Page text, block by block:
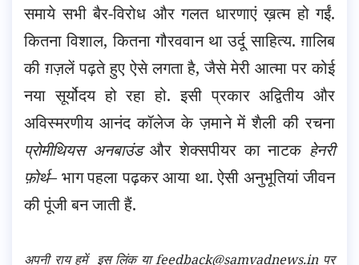
समाये सभी बैर-विरोध और गलत धारणाएं ख़त्म हो गईं.
कितना विशाल, कितना गौरववान था उर्दू साहित्य. ग़ालिब
की ग़ज़लें पढ़ते हुए ऐसे लगता है, जैसे मेरी आत्मा पर कोई
नया सूर्योदय हो रहा हो. इसी प्रकार अद्वितीय और
अविस्मरणीय आनंद कॉलेज के ज़माने में शैली की रचना
प्रोमीथियस अनबाउंडऔर शेक्सपीयर का नाटक हेनरी
फ़ोर्थ– भाग पहला पढ़कर आया था. ऐसी अनुभूतियां जीवन
की पूंजी बन जाती हैं.
अपनी राय हमें इस लिंक या feedback@samvadnews.in पर